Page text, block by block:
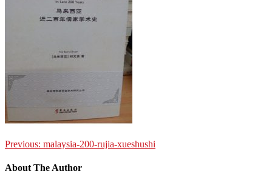
Previous: malaysia-200-rujia-xueshushi
About The Author